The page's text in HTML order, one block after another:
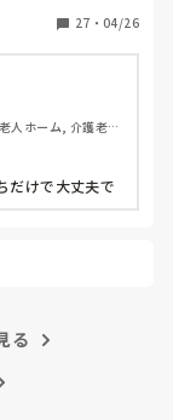
27 ・ 04/26
人ホーム, 介護老人
だけで大丈夫で
る